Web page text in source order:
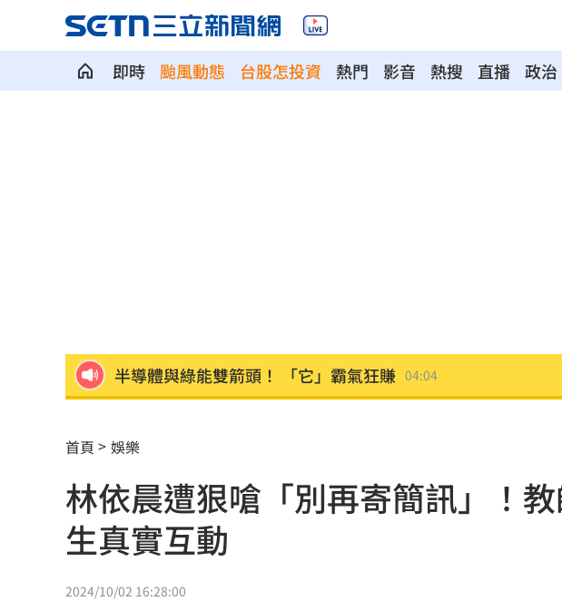
即時 颱風動態 台股怎投資 熱門 影音 熱搜 直播 政治
半導體與綠能雙箭頭！ 「它」霸氣狂賺 04:04
老後離婚財產怎麼分？ 丈夫退休金拒分
「這餐飲集團」擺脫陰霾！上半年營收創高 03:06
賓士S500擋浩劫！車主這話暖哭全網
台股暴跌誰最能扛 高含金這幾檔繳正報酬
首頁 娛樂
林依晨遭狠嗆「別再寄簡訊」！
生真實互動
2024/10/02 16:28:00